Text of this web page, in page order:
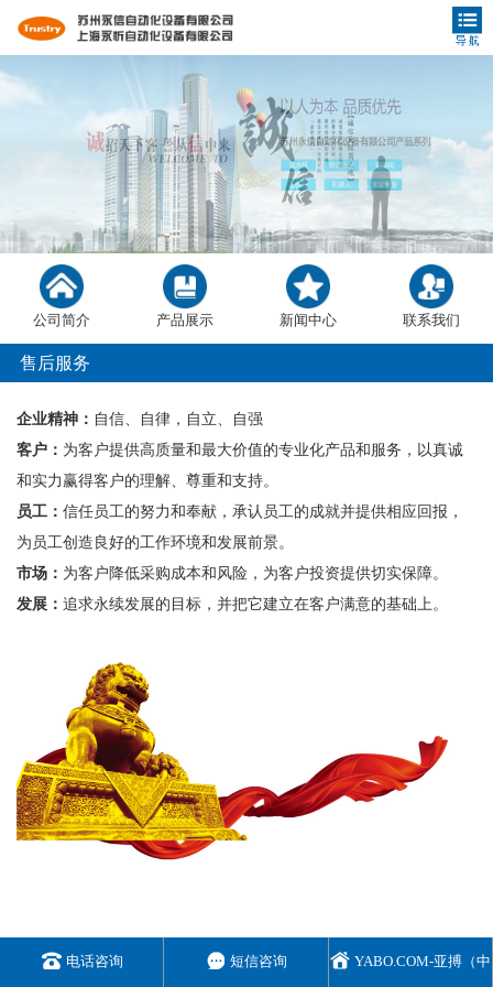
公司简介 产品展示 新闻中心 联系我们
售后服务
企业精神： 自信、自律，自立、自强
客户： 为客户提供高质量和最大价值的专业化产品和服务，以真诚
和实力赢得客户的理解、尊重和支持。
员工： 信任员工的努力和奉献，承认员工的成就并提供相应回报，
为员工创造良好的工作环境和发展前景。
市场： 为客户降低采购成本和风险，为客户投资提供切实保障。
发展： 追求永续发展的目标，并把它建立在客户满意的基础上。
电话咨询 短信咨询 YABO.COM-亚搏（中